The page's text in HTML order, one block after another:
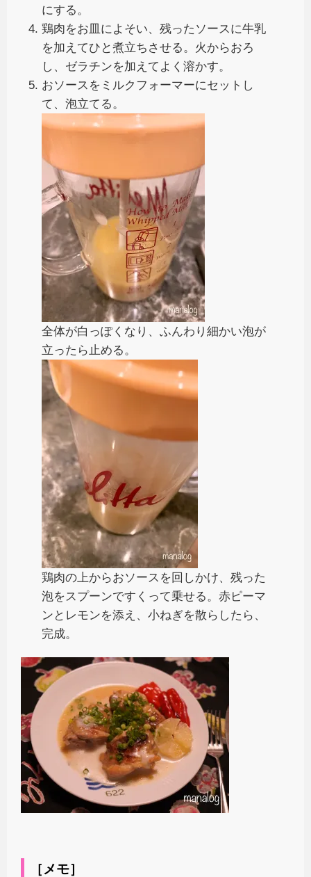
にする。
鶏肉をお皿によそい、残ったソースに牛乳
を加えてひと煮立ちさせる。火からおろ
し、ゼラチンを加えてよく溶かす。
おソースをミルクフォーマーにセットし
て、泡立てる。
全体が白っぽくなり、ふんわり細かい泡が
立ったら止める。
鶏肉の上からおソースを回しかけ、残った
泡をスプーンですくって乗せる。赤ピーマ
ンとレモンを添え、小ねぎを散らしたら、
完成。
［メモ］